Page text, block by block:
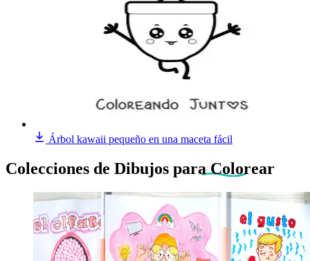
Árbol kawaii pequeño en una maceta fácil
Colecciones de Dibujos para Colorear